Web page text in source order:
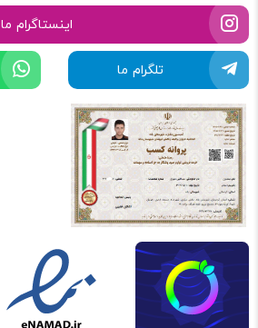
اینستاگرام ما
تلگرام ما